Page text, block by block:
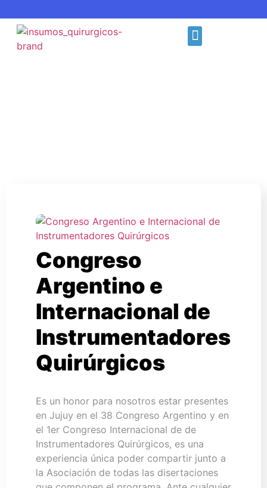
Congreso
Argentino e
Internacional de
Instrumentadores
Quirúrgicos
Es un honor para nosotros estar presentes
en Jujuy en el 38 Congreso Argentino y en
el 1er Congreso Internacional de de
Instrumentadores Quirúrgicos, es una
experiencia única poder compartir junto a
la Asociación de todas las disertaciones